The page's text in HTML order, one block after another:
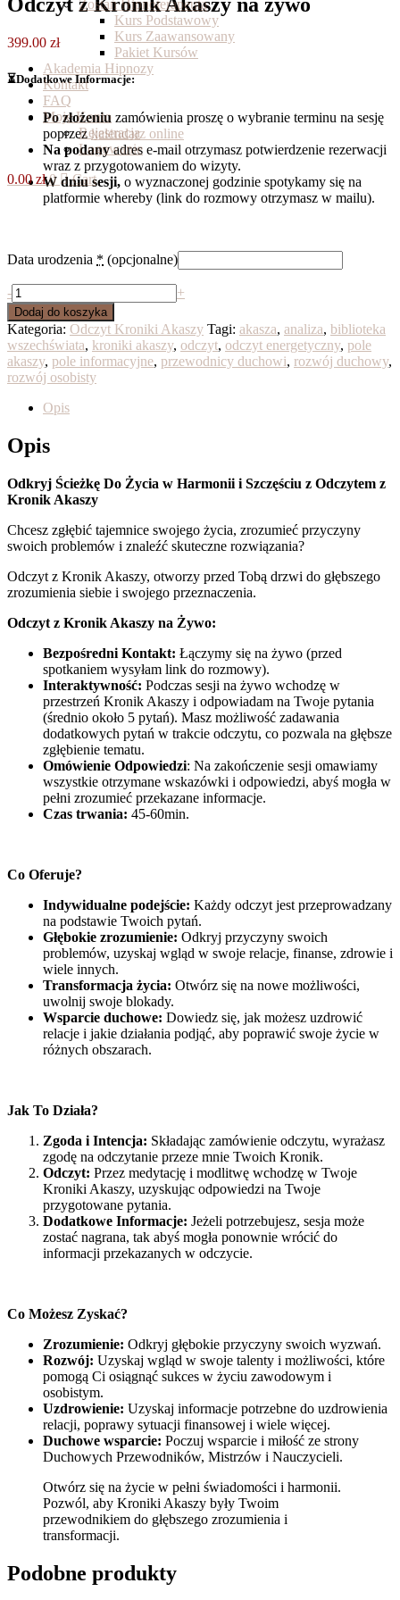
Zostań Hipnoterapeutą
Kurs Podstawowy
Kurs Zaawansowany
Pakiet Kursów
Akademia Hipnozy
Kontakt
FAQ
Moje Konto
Rejestracja
Logowanie
0.00zł 0 Cart
399.00 zł
⏳Dodatkowe Informacje:
Po złożeniu zamówienia proszę o wybranie terminu na sesję
poprzezkalendarz online
Na podanyadres e-mail otrzymasz potwierdzenie rezerwacji
wraz z przygotowaniem do wizyty.
W dniu sesji, o wyznaczonej godzinie spotykamy się na
platformie whereby (link do rozmowy otrzymasz w mailu).
Data urodzenia * (opcjonalne)
ilość
Odczyt
z
Kronik
Akaszy
na
żywo
- +
Dodaj do koszyka
Kategoria: Odczyt Kroniki Akaszy Tagi: akasza, analiza, biblioteka
wszechświata, kroniki akaszy, odczyt, odczyt energetyczny, pole
akaszy, pole informacyjne, przewodnicy duchowi, rozwój duchowy,
rozwój osobisty
Opis
Opis
Odkryj Ścieżkę Do Życia w Harmonii i Szczęściu z Odczytem z
Kronik Akaszy
Chcesz zgłębić tajemnice swojego życia, zrozumieć przyczyny
swoich problemów i znaleźć skuteczne rozwiązania?
Odczyt z Kronik Akaszy, otworzy przed Tobą drzwi do głębszego
zrozumienia siebie i swojego przeznaczenia.
Odczyt z Kronik Akaszy na Żywo:
Bezpośredni Kontakt: Łączymy się na żywo (przed
spotkaniem wysyłam link do rozmowy).
Interaktywność: Podczas sesji na żywo wchodzę w
przestrzeń Kronik Akaszy i odpowiadam na Twoje pytania
(średnio około 5 pytań). Masz możliwość zadawania
dodatkowych pytań w trakcie odczytu, co pozwala na głębsze
zgłębienie tematu.
Omówienie Odpowiedzi: Na zakończenie sesji omawiamy
wszystkie otrzymane wskazówki i odpowiedzi, abyś mogła w
pełni zrozumieć przekazane informacje.
Czas trwania: 45-60min.
Co Oferuje?
Indywidualne podejście: Każdy odczyt jest przeprowadzany
na podstawie Twoich pytań.
Głębokie zrozumienie: Odkryj przyczyny swoich
problemów, uzyskaj wgląd w swoje relacje, finanse, zdrowie i
wiele innych.
Transformacja życia: Otwórz się na nowe możliwości,
uwolnij swoje blokady.
Wsparcie duchowe: Dowiedz się, jak możesz uzdrowić
relacje i jakie działania podjąć, aby poprawić swoje życie w
różnych obszarach.
Jak To Działa?
Zgoda i Intencja: Składając zamówienie odczytu, wyrażasz
zgodę na odczytanie przeze mnie Twoich Kronik.
Odczyt: Przez medytację i modlitwę wchodzę w Twoje
Kroniki Akaszy, uzyskując odpowiedzi na Twoje
przygotowane pytania.
Dodatkowe Informacje: Jeżeli potrzebujesz, sesja może
zostać nagrana, tak abyś mogła ponownie wrócić do
informacji przekazanych w odczycie.
Co Możesz Zyskać?
Zrozumienie: Odkryj głębokie przyczyny swoich wyzwań.
Rozwój: Uzyskaj wgląd w swoje talenty i możliwości, które
pomogą Ci osiągnąć sukces w życiu zawodowym i
osobistym.
Uzdrowienie: Uzyskaj informacje potrzebne do uzdrowienia
relacji, poprawy sytuacji finansowej i wiele więcej.
Duchowe wsparcie: Poczuj wsparcie i miłość ze strony
Duchowych Przewodników, Mistrzów i Nauczycieli.
Otwórz się na życie w pełni świadomości i harmonii.
Pozwól, aby Kroniki Akaszy były Twoim
przewodnikiem do głębszego zrozumienia i
transformacji.
Podobne produkty